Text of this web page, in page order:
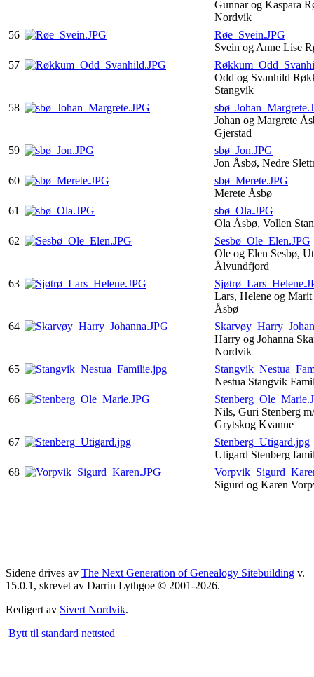
Gunnar og Kaspara
Nordvik
56
Røe_Svein.JPG
Svein og Anne Lise
57
Odd og Svanhild
Stangvik
58
Johan og Margrete
Gjerstad
59
sbø_Jon.JPG
Jon Åsbø, Nedre
60
sbø_Merete.JPG
Merete Åsbø
61
sbø_Ola.JPG
Ola Åsbø, Vollen
62
Sesbø_Ole_Elen.JPG
Ole og Elen Sesbø,
Ålvundfjord
63
Lars, Helene og
Åsbø
64
Harry og Johanna
Nordvik
65
Nestua Stangvik
66
Nils, Guri Stenberg
Grytskog Kvanne
67
Stenberg_Utigard.jpg
Utigard Stenberg
68
Sigurd og Karen
Sidene drives av The Next Generation of Genealogy Sitebuilding v.
15.0.1, skrevet av Darrin Lythgoe © 2001-2026.
Redigert av Sivert Nordvik.
Bytt til standard nettsted